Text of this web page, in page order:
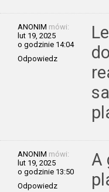
ANONIM mówi:
lut 19, 2025
o godzinie 14:04
Odpowiedz
ANONIM mówi:
lut 19, 2025
o godzinie 13:50
Odpowiedz
A